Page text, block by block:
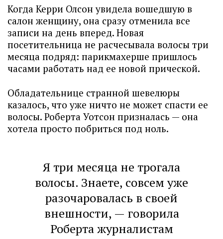
Когда Керри Олсон увидела вошедшую в
салон женщину, она сразу отменила все
записи на день вперед. Новая
посетительница не расчесывала волосы три
месяца подряд: парикмахерше пришлось
часами работать над ее новой прической.
Обладательнице странной шевелюры
казалось, что уже ничто не может спасти ее
волосы. Роберта Уотсон призналась — она
хотела просто побриться под ноль.
Я три месяца не трогала
волосы. Знаете, совсем уже
разочаровалась в своей
внешности, — говорила
Роберта журналистам